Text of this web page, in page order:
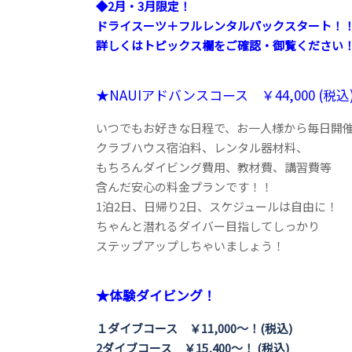
◆2月・3月限定！
ドライスーツ＋フルレンタルパックスタート！！
詳しくはトピックス欄をご確認・御覧ください
★NAUIアドバンスコース ￥44,000 (税
いつでもお好きな日程で、お一人様から毎日開
クラブハウス宿泊料、レンタル器材料、
もちろんダイビング費用、教材費、講習費等
含んだ安心の料金プランです！！
1泊2日、日帰り2日、スケジュールは自由に！
ちゃんと潜れるダイバー目指してしっかり
ステップアップしちゃいましょう！
★体験ダイビング！
１ダイブコース ￥11,000～！(税込)
2ダイブコース ￥15,400～！ (税込)